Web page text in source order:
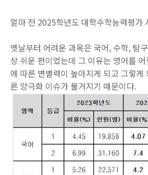
얼마 전 2025학년도 대학수학능력평가
옛날부터 어려운 과목은 국어, 수학, 탐
상 쉬운 편이었는데 그 이유는 영어를
에 따른 변별력이 높아지게 되고 그렇게
른 양극화 이슈가 불거지기 때문이다.